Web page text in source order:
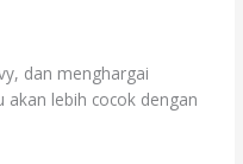
dan menghargai
lebih cocok dengan